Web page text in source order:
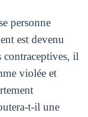
personne
est devenu
contraceptives, il
violée et
t-il une